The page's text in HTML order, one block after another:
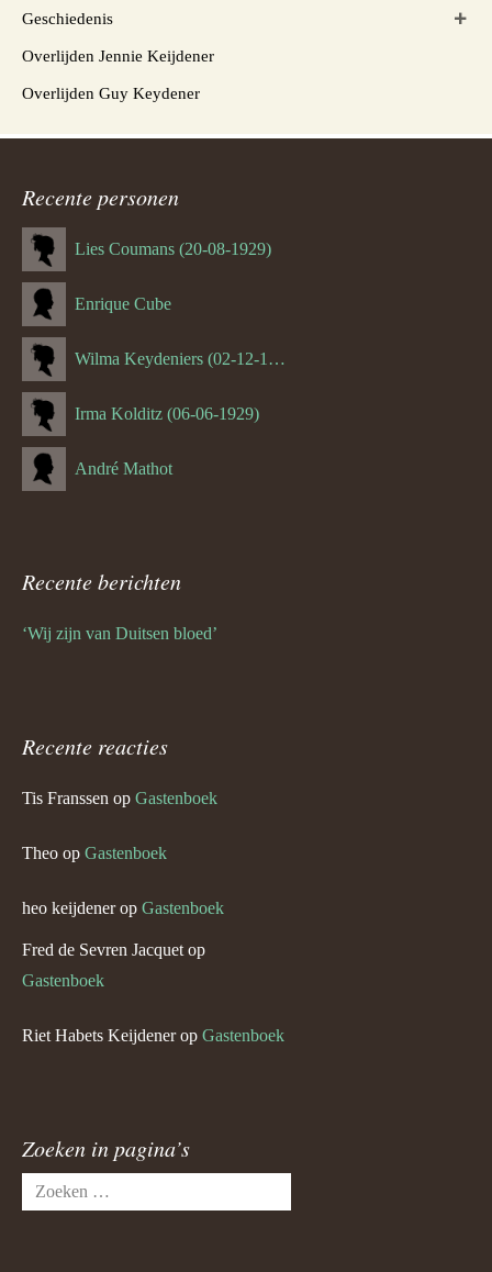
Geschiedenis
Overlijden Jennie Keijdener
Overlijden Guy Keydener
Recente personen
Lies Coumans (20-08-1929)
Enrique Cube
Wilma Keydeniers (02-12-1953)
Irma Kolditz (06-06-1929)
André Mathot
Recente berichten
‘Wij zijn van Duitsen bloed’
Recente reacties
Tis Franssen op Gastenboek
Theo op Gastenboek
heo keijdenerop Gastenboek
Fred de Sevren Jacquet op
Gastenboek
Riet Habets Keijdenerop Gastenboek
Zoeken in pagina’s
Zoeken
naar: